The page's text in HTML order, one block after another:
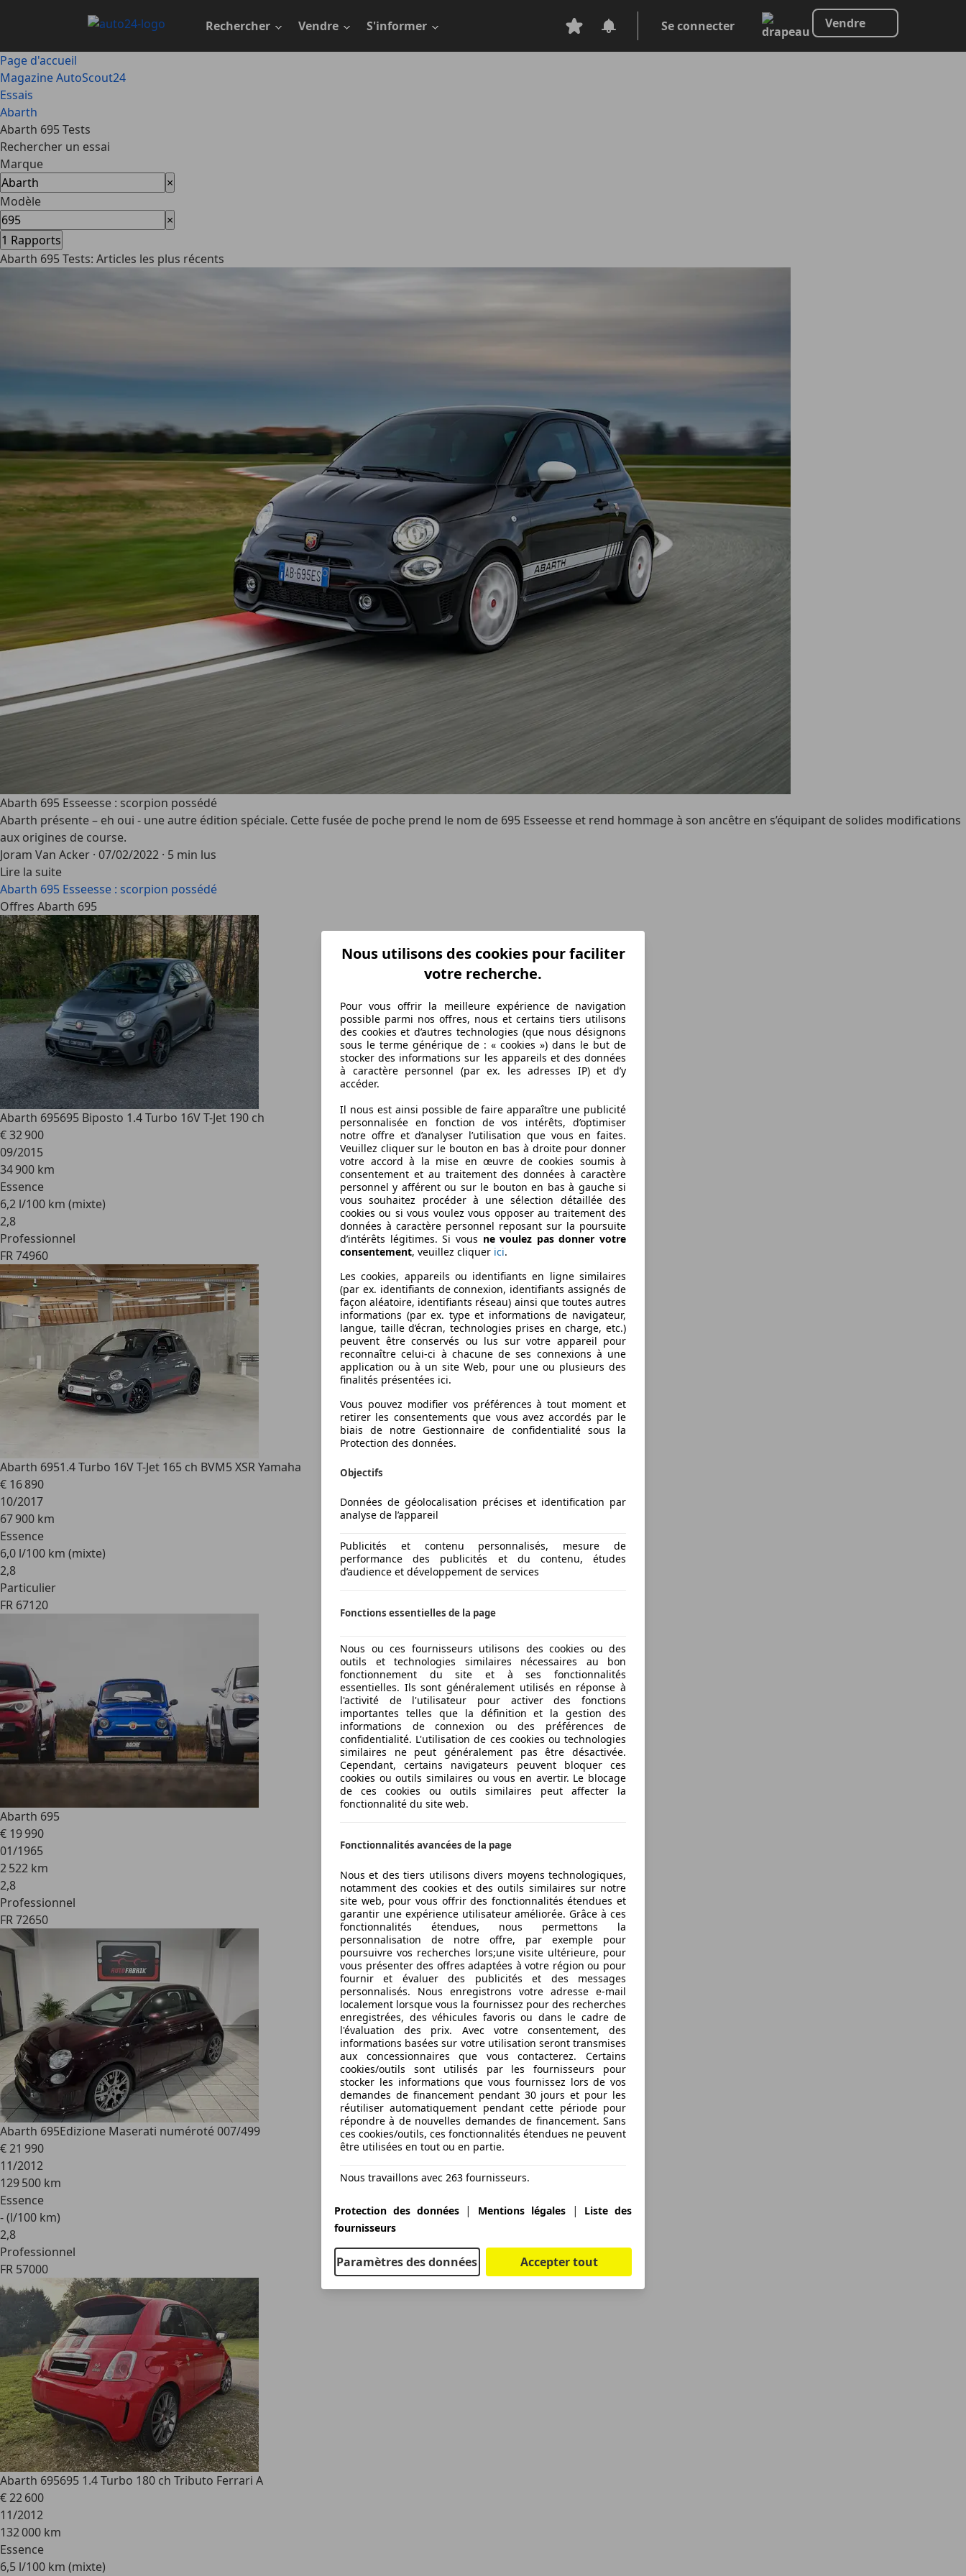
principal
Rechercher Vendre S'informer Se connecter Vendre
Page d'accueil
Magazine AutoScout24
Essais
Abarth
Abarth 695 Tests
Rechercher un essai
Marque
×
Modèle
×
1 Rapports
Abarth 695 Tests: Articles les plus récents
Abarth 695 Esseesse : scorpion possédé
Abarth présente – eh oui - une autre édition spéciale. Cette fusée de poche prend le nom de 695 Esseesse et rend hommage à son ancêtre en s’équipant de solides modifications
aux origines de course.
Joram Van Acker · 07/02/2022 · 5 min lus
Lire la suite
Abarth 695 Esseesse : scorpion possédé
Offres Abarth 695
Abarth 695695 Biposto 1.4 Turbo 16V T-Jet 190 ch
€ 32 900
09/2015
34 900 km
Essence
6,2 l/100 km (mixte)
2,8
Professionnel
FR 74960
Abarth 6951.4 Turbo 16V T-Jet 165 ch BVM5 XSR Yamaha
€ 16 890
10/2017
67 900 km
Essence
6,0 l/100 km (mixte)
2,8
Particulier
FR 67120
Abarth 695
€ 19 990
01/1965
2 522 km
2,8
Professionnel
FR 72650
Abarth 695Edizione Maserati numéroté 007/499
€ 21 990
11/2012
129 500 km
Essence
- (l/100 km)
2,8
Professionnel
FR 57000
Abarth 695695 1.4 Turbo 180 ch Tributo Ferrari A
€ 22 600
11/2012
132 000 km
Essence
6,5 l/100 km (mixte)
Nous utilisons des cookies pour faciliter
votre recherche.
Pour vous offrir la meilleure expérience de navigation
possible parmi nos offres, nous et certains tiers utilisons
des cookies et d’autres technologies (que nous désignons
sous le terme générique de : « cookies ») dans le but de
stocker des informations sur les appareils et des données
à caractère personnel (par ex. les adresses IP) et d’y
accéder.
Il nous est ainsi possible de faire apparaître une publicité
personnalisée en fonction de vos intérêts, d’optimiser
notre offre et d’analyser l’utilisation que vous en faites.
Veuillez cliquer sur le bouton en bas à droite pour donner
votre accord à la mise en œuvre de cookies soumis à
consentement et au traitement des données à caractère
personnel y afférent ou sur le bouton en bas à gauche si
vous souhaitez procéder à une sélection détaillée des
cookies ou si vous voulez vous opposer au traitement des
données à caractère personnel reposant sur la poursuite
d’intérêts légitimes. Si vous ne voulez pas donner votre
consentement, veuillez cliquer ici.
Les cookies, appareils ou identifiants en ligne similaires
(par ex. identifiants de connexion, identifiants assignés de
façon aléatoire, identifiants réseau) ainsi que toutes autres
informations (par ex. type et informations de navigateur,
langue, taille d’écran, technologies prises en charge, etc.)
peuvent être conservés ou lus sur votre appareil pour
reconnaître celui-ci à chacune de ses connexions à une
application ou à un site Web, pour une ou plusieurs des
finalités présentées ici.
Vous pouvez modifier vos préférences à tout moment et
retirer les consentements que vous avez accordés par le
biais de notre Gestionnaire de confidentialité sous la
Protection des données.
Objectifs
Données de géolocalisation précises et identification par
analyse de l’appareil
Publicités et contenu personnalisés, mesure de
performance des publicités et du contenu, études
d’audience et développement de services
Fonctions essentielles de la page
Nous ou ces fournisseurs utilisons des cookies ou des
outils et technologies similaires nécessaires au bon
fonctionnement du site et à ses fonctionnalités
essentielles. Ils sont généralement utilisés en réponse à
l'activité de l'utilisateur pour activer des fonctions
importantes telles que la définition et la gestion des
informations de connexion ou des préférences de
confidentialité. L'utilisation de ces cookies ou technologies
similaires ne peut généralement pas être désactivée.
Cependant, certains navigateurs peuvent bloquer ces
cookies ou outils similaires ou vous en avertir. Le blocage
de ces cookies ou outils similaires peut affecter la
fonctionnalité du site web.
Fonctionnalités avancées de la page
Nous et des tiers utilisons divers moyens technologiques,
notamment des cookies et des outils similaires sur notre
site web, pour vous offrir des fonctionnalités étendues et
garantir une expérience utilisateur améliorée. Grâce à ces
fonctionnalités étendues, nous permettons la
personnalisation de notre offre, par exemple pour
poursuivre vos recherches lors;une visite ultérieure, pour
vous présenter des offres adaptées à votre région ou pour
fournir et évaluer des publicités et des messages
personnalisés. Nous enregistrons votre adresse e-mail
localement lorsque vous la fournissez pour des recherches
enregistrées, des véhicules favoris ou dans le cadre de
l'évaluation des prix. Avec votre consentement, des
informations basées sur votre utilisation seront transmises
aux concessionnaires que vous contacterez. Certains
cookies/outils sont utilisés par les fournisseurs pour
stocker les informations que vous fournissez lors de vos
demandes de financement pendant 30 jours et pour les
réutiliser automatiquement pendant cette période pour
répondre à de nouvelles demandes de financement. Sans
ces cookies/outils, ces fonctionnalités étendues ne peuvent
être utilisées en tout ou en partie.
Nous travaillons avec 263 fournisseurs.
Protection des données| Mentions légales|
Liste des
fournisseurs
Paramètres des données Accepter tout